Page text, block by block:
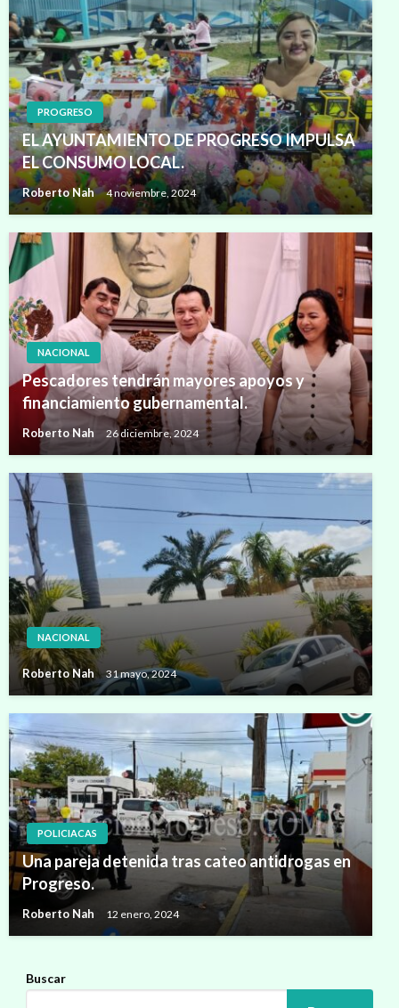
PROGRESO
EL AYUNTAMIENTO DE PROGRESO IMPULSA
EL CONSUMO LOCAL.
Roberto Nah 4 noviembre, 2024
NACIONAL
Pescadores tendrán mayores apoyos y
financiamiento gubernamental.
Roberto Nah 26 diciembre, 2024
NACIONAL
Roberto Nah 31 mayo, 2024
POLICIACAS
Una pareja detenida tras cateo antidrogas en
Progreso.
Roberto Nah 12 enero, 2024
Buscar